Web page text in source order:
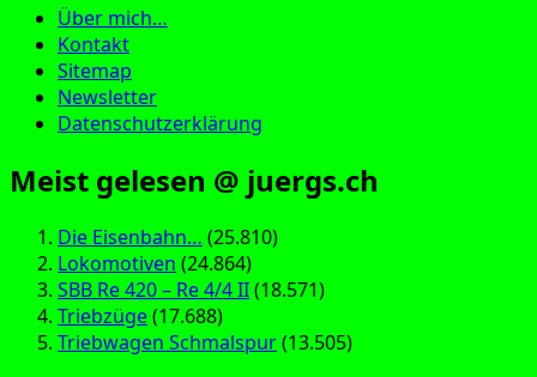
Über mich…
Kontakt
Sitemap
Newsletter
Datenschutzerklärung
Meist gelesen @ juergs.ch
Die Eisenbahn… (25.810)
Lokomotiven (24.864)
SBB Re 420 – Re 4/4 II(18.571)
Triebzüge(17.688)
Triebwagen Schmalspur(13.505)